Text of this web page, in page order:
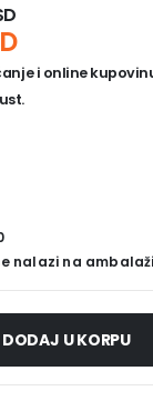
i online
nalazi na
DODAJ U KORPU